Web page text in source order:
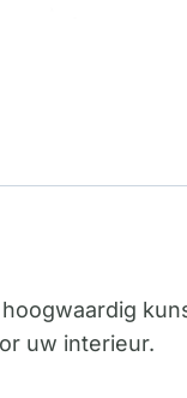
uw interieur.